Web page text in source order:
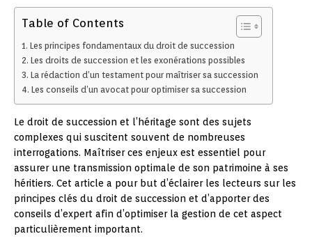
Table of Contents
Les principes fondamentaux du droit de succession
Les droits de succession et les exonérations possibles
La rédaction d’un testament pour maîtriser sa succession
Les conseils d’un avocat pour optimiser sa succession
Le droit de succession et l’héritage sont des sujets
complexes qui suscitent souvent de nombreuses
interrogations. Maîtriser ces enjeux est essentiel pour
assurer une transmission optimale de son patrimoine à ses
héritiers. Cet article a pour but d’éclairer les lecteurs sur les
principes clés du droit de succession et d’apporter des
conseils d’expert afin d’optimiser la gestion de cet aspect
particulièrement important.